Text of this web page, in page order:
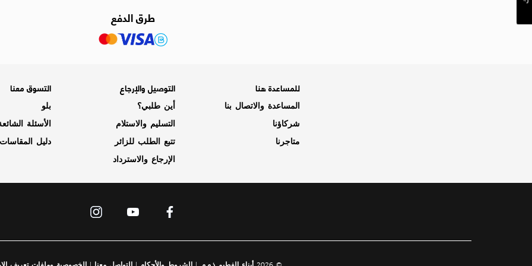
طرق الدفع
للمساعدة هنا
المساعدة والاتصال بنا
شركاؤنا
متاجرنا
التوصيل والإرجاع
أين طلبي؟
التسليم والاستلام
تتبع الطلب للزائر
الإرجاع والاسترداد
التسوق معنا
بلو
الأسئلة
دليل المقاسات